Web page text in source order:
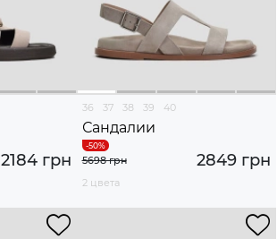
2184 грн
36 37 38 39 40
Сандалии
2849 грн
5698 грн
2 цвета